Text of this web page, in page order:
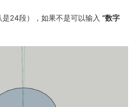
24段），如果不是可以输入 “数字